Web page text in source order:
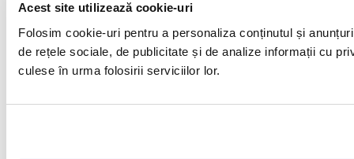
Acest site utilizează cookie-uri
Folosim cookie-uri pentru a personaliza conținutul și
de rețele sociale, de publicitate și de analize informații cu
culese în urma folosirii serviciilor lor.